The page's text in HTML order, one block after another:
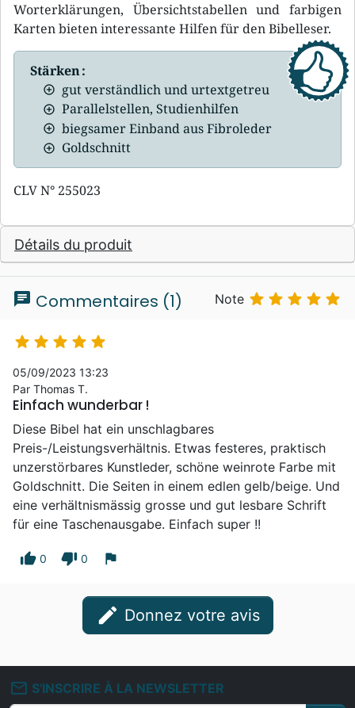
Worterklärungen, Übersichtstabellen und farbigen
Karten bieten interessante Hilfen für den Bibelleser.
Stärken :
gut verständlich und urtextgetreu
Parallelstellen, Studienhilfen
biegsamer Einband aus Fibroleder
Goldschnitt
CLV N° 255023
Détails du produit
chat Commentaires (1) Note     
    
05/09/2023 13:23
Par Thomas T.
Einfach wunderbar !
Diese Bibel hat ein unschlagbares
Preis-/Leistungsverhältnis. Etwas festeres, praktisch
unzerstörbares Kunstleder, schöne weinrote Farbe mit
Goldschnitt. Die Seiten in einem edlen gelb/beige. Und
eine verhältnismässig grosse und gut lesbare Schrift
für eine Taschenausgabe. Einfach super !!
thumb_up 0 thumb_down 0 flag
edit Donnez votre avis
mail_outline S'INSCRIRE À LA NEWSLETTER